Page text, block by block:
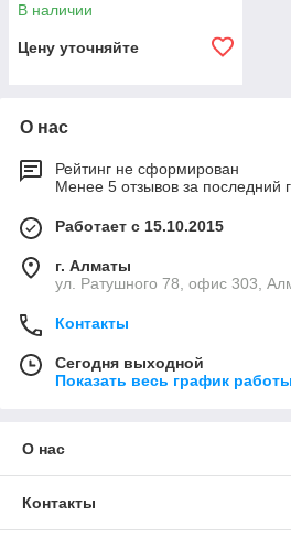
В наличии
Цену уточняйте
О нас
Рейтинг не сформирован
Менее 5 отзывов за последний
Работает с 15.10.2015
г. Алматы
ул. Ратушного 78, офис 303,
Контакты
Сегодня выходной
Показать весь график работы
О нас
Контакты